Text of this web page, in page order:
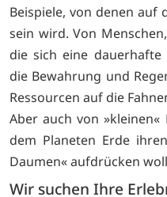
Beispiele, von denen auf
sein wird. Von
die sich eine
die Bewahrung und
Ressourcen auf die
Aber auch von
dem Planeten Erde
Daumen« aufdrücken
Wir suchen Ihre